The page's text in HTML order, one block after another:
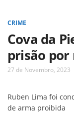
CRIME
Cova da
prisão
27 de Novembro, 2023
Ruben Lima foi
de arma proibida